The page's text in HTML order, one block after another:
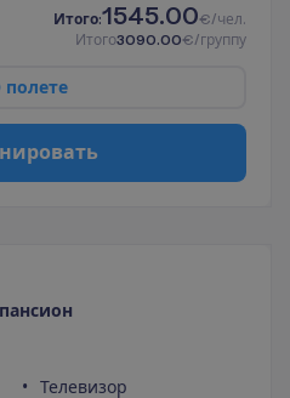
И того:1545.00€/чел.
Итого3090.00€/группу
полете
нировать
Телевизор